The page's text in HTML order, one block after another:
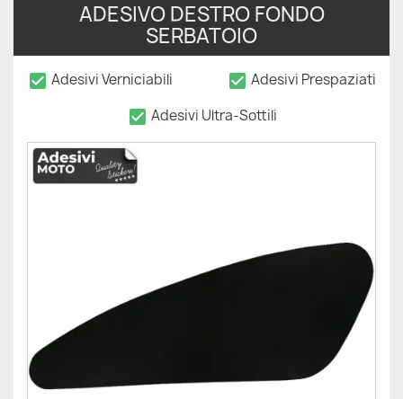
ADESIVO DESTRO FONDO
SERBATOIO
check_box Adesivi Verniciabili check_box Adesivi Prespaziati
check_box Adesivi Ultra-Sottili